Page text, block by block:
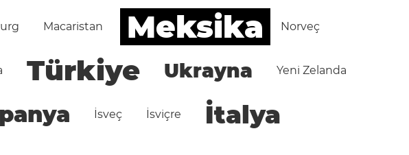
Macaristan Meksika Norveç
Türkiye Ukrayna Yeni Zelanda
İsveç İsviçre İtalya